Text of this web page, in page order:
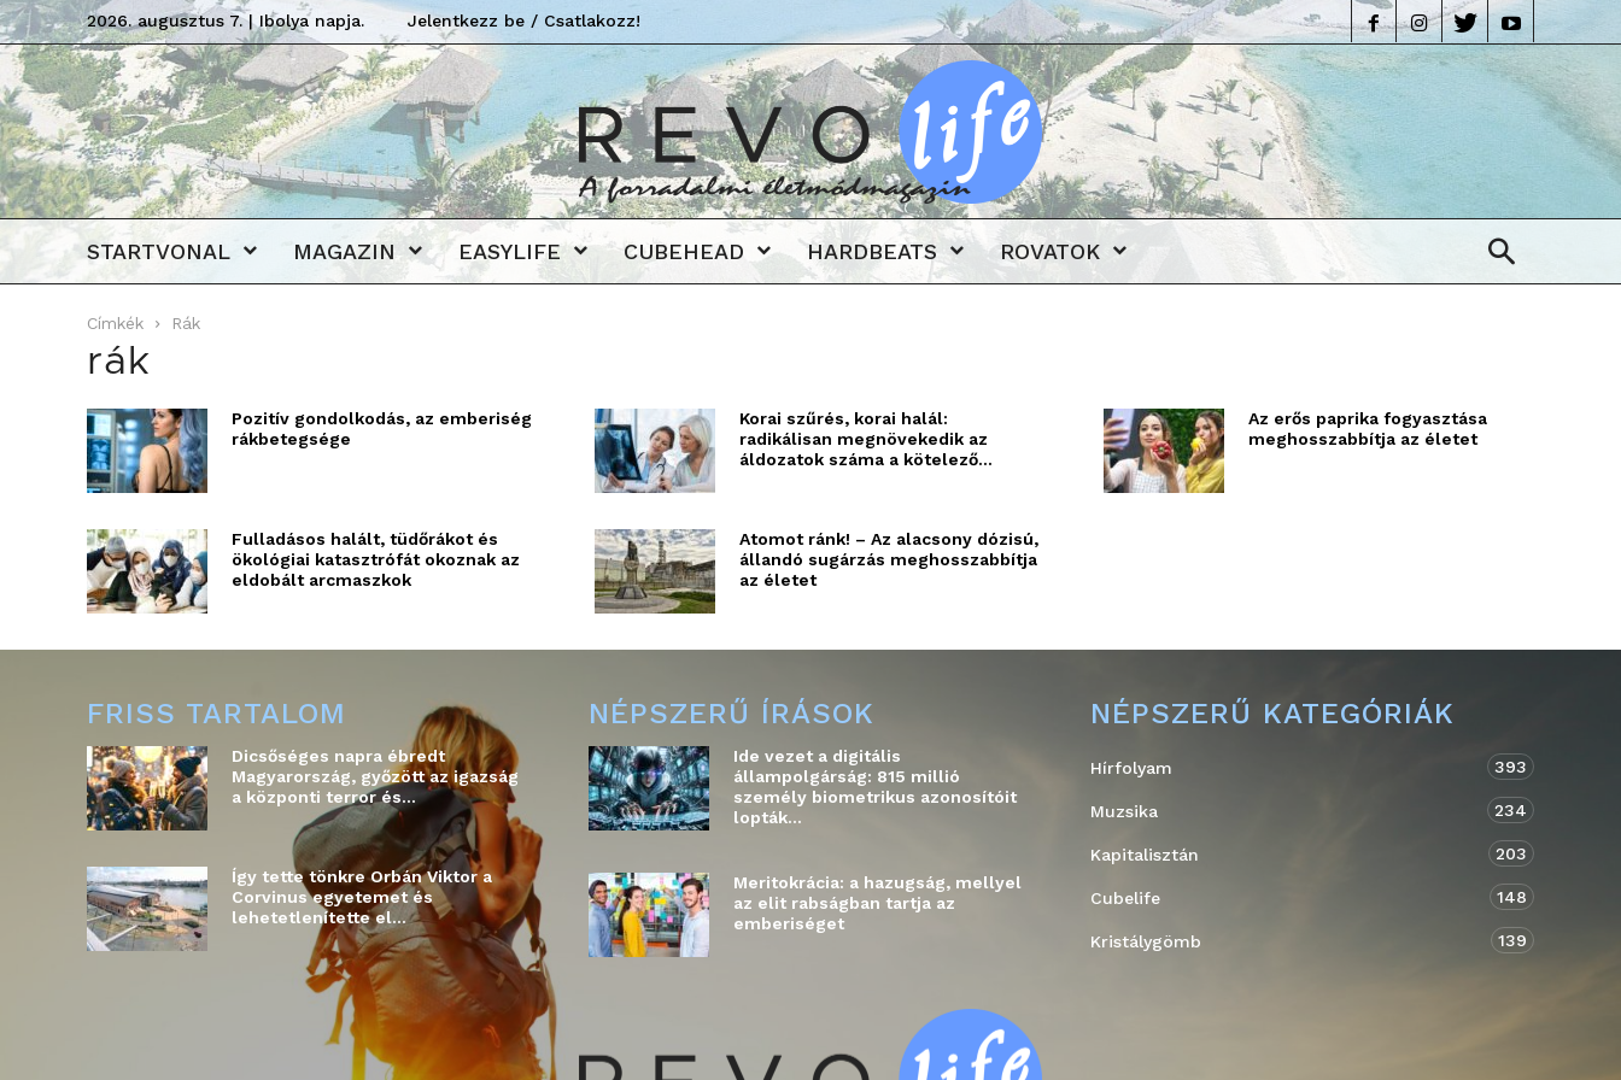
2026. augusztus 7. | Ibolya napja. Jelentkezz be / Csatlakozz!
Revolife
STARTVONAL MAGAZIN EASYLIFE CUBEHEAD HARDBEATS ROVATOK
Címkék Rák
rák
Pozitív gondolkodás, az emberiség
rákbetegsége
Korai szűrés, korai halál:
radikálisan megnövekedik az
áldozatok száma a kötelező...
Az erős paprika fogyasztása
meghosszabbítja az életet
Fulladásos halált, tüdőrákot és
ökológiai katasztrófát okoznak az
eldobált arcmaszkok
Atomot ránk! – Az alacsony dózisú,
állandó sugárzás meghosszabbítja
az életet
FRISS TARTALOM
Dicsőséges napra ébredt
Magyarország, győzött az igazság
a központi terror és...
Így tette tönkre Orbán Viktor a
Corvinus egyetemet és
lehetetlenítette el...
NÉPSZERŰ ÍRÁSOK
Ide vezet a digitális
állampolgárság: 815 millió
személy biometrikus azonosítóit
lopták...
Meritokrácia: a hazugság, mellyel
az elit rabságban tartja az
emberiséget
NÉPSZERŰ KATEGÓRIÁK
Hírfolyam 393
Muzsika 234
Kapitalisztán 203
Cubelife 148
Kristálygömb 139